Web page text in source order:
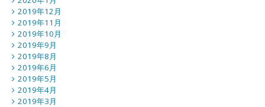
2019年12月
2019年11月
2019年10月
2019年9月
2019年8月
2019年6月
2019年5月
2019年4月
2019年3月